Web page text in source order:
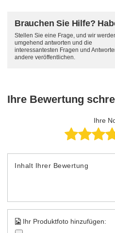
Brauchen Sie Hilfe?
Stellen Sie eine Frage, und wir
umgehend antworten und die
interessantesten Fragen und
andere veröffentlichen.
Ihre Bewertung
Ihre
Inhalt Ihrer Bewertung
Ihr Produktfoto hinzufügen: